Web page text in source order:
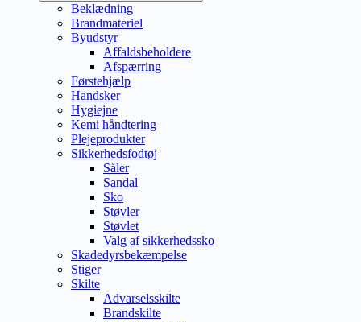
Beklædning
Brandmateriel
Byudstyr
Affaldsbeholdere
Afspærring
Førstehjælp
Handsker
Hygiejne
Kemi håndtering
Plejeprodukter
Sikkerhedsfodtøj
Såler
Sandal
Sko
Støvler
Støvlet
Valg af sikkerhedssko
Skadedyrsbekæmpelse
Stiger
Skilte
Advarselsskilte
Brandskilte